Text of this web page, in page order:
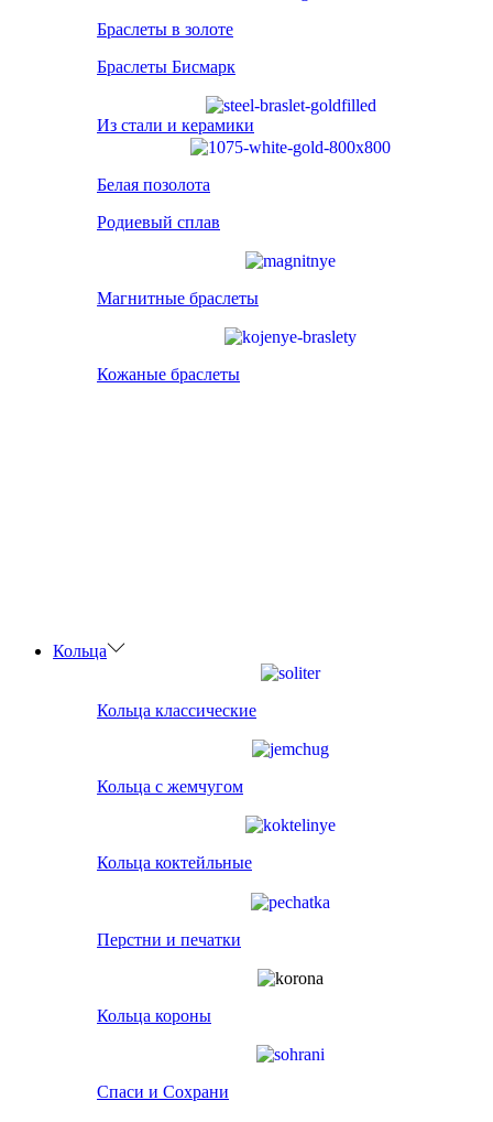
Браслеты в золоте
Браслеты Бисмарк
Из стали и керамики
Белая позолота
Родиевый сплав
Магнитные браслеты
Кожаные браслеты
Кольца
Кольца классические
Кольца с жемчугом
Кольца коктейльные
Перстни и печатки
Кольца короны
Спаси и Сохрани